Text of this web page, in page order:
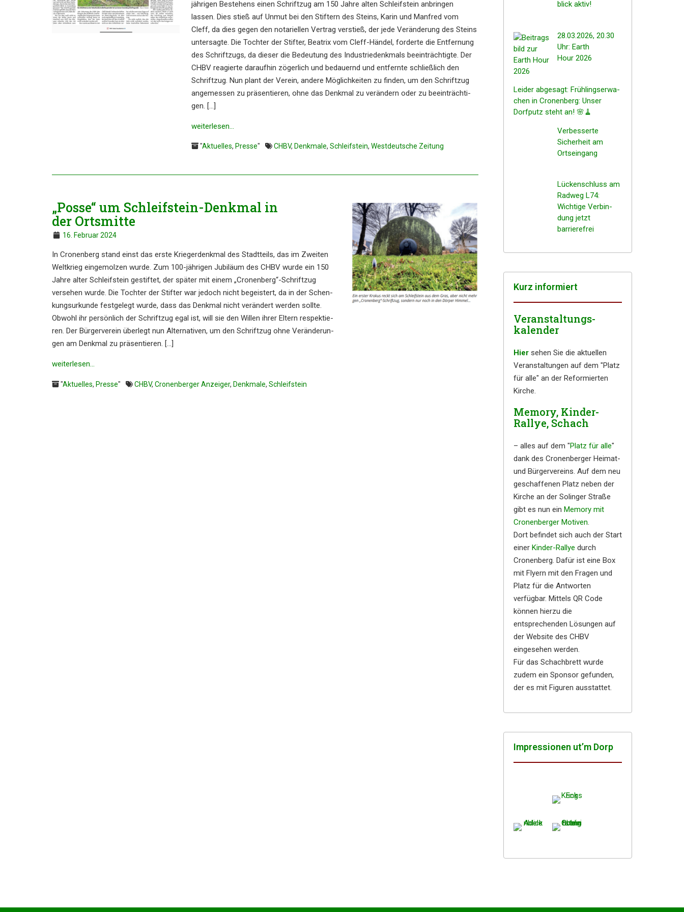
jähri­gen Bestehens einen Schrift­zug am 150 Jahre alten Schleif­stein anbrin­gen
lassen. Dies stieß auf Unmut bei den Stiftern des Steins, Karin und Manfred vom
Cleff, da dies gegen den notari­el­len Vertrag verstieß, der jede Verän­de­rung des Steins
unter­sag­te. Die Tochter der Stifter, Beatrix vom Cleff-Händel, forder­te die Entfer­nung
des Schrift­zugs, da dieser die Bedeu­tung des Indus­trie­denk­mals beein­träch­tig­te. Der
CHBV reagier­te darauf­hin zöger­lich und bedau­ernd und entfern­te schließ­lich den
Schrift­zug. Nun plant der Verein, andere Möglich­kei­ten zu finden, um den Schrift­zug
angemes­sen zu präsen­tie­ren, ohne das Denkmal zu verän­dern oder zu beein­träch­ti­
gen. […]
weiter­le­sen…
"Aktuelles, Presse" CHBV, Denkmale, Schleifstein, Westdeutsche Zeitung
„Posse“ um Schleif­stein-Denkmal in
der Ortsmitte
16. Februar 2024
In Cronen­berg stand einst das erste Krieger­denk­mal des Stadt­teils, das im Zweiten
Weltkrieg einge­mol­zen wurde. Zum 100-jähri­gen Jubilä­um des CHBV wurde ein 150
Jahre alter Schleif­stein gestif­tet, der später mit einem „Cronenberg“-Schriftzug
verse­hen wurde. Die Tochter der Stifter war jedoch nicht begeis­tert, da in der Schen­
kungs­ur­kun­de festge­legt wurde, dass das Denkmal nicht verän­dert werden sollte.
Obwohl ihr persön­lich der Schrift­zug egal ist, will sie den Willen ihrer Eltern respek­tie­
ren. Der Bürger­ver­ein überlegt nun Alter­na­ti­ven, um den Schrift­zug ohne Verän­de­run­
gen am Denkmal zu präsen­tie­ren. […]
weiter­le­sen…
"Aktuelles, Presse" CHBV, Cronenberger Anzeiger, Denkmale, Schleifstein
blick aktiv!
28.03.2026, 20.30
Uhr: Earth
Hour 2026
Leider abgesagt: Frühlings­er­wa­
chen in Cronen­berg: Unser
Dorfputz steht an! 🌸🧹
Verbes­ser­te
Sicher­heit am
Ortseingang
Lücken­schluss am
Radweg L74:
Wichti­ge Verbin­
dung jetzt
barrierefrei
Kurz infor­miert
Veranstaltungs-
kalender
Hiersehen Sie die aktuellen
Veranstaltungen auf dem "Platz
für alle" an der Reformierten
Kirche.
Memory, Kinder-
Rallye, Schach
– alles auf dem "Platz für alle"
dank des Cronenberger Heimat-
und Bürgervereins. Auf dem neu
geschaffenen Platz neben der
Kirche an der Solinger Straße
gibt es nun ein Memory mit
Cronenberger Motiven.
Dort befindet sich auch der Start
einer Kinder-Rallye durch
Cronenberg. Dafür ist eine Box
mit Flyern mit den Fragen und
Platz für die Antworten
verfügbar. Mittels QR Code
können hierzu die
entsprechenden Lösungen auf
der Website des CHBV
eingesehen werden.
Für das Schachbrett wurde
zudem ein Sponsor gefunden,
der es mit Figuren ausstattet.
Impres­sio­nen ut’m Dorp